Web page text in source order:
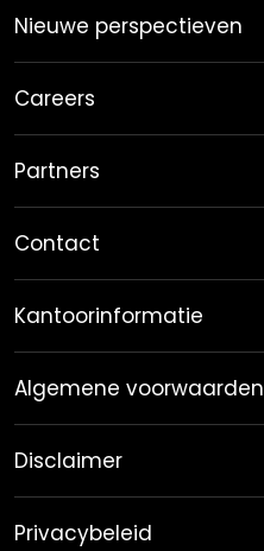
Nieuwe perspectieven
Careers
Partners
Contact
Kantoorinformatie
Algemene voorwaarden
Disclaimer
Privacybeleid